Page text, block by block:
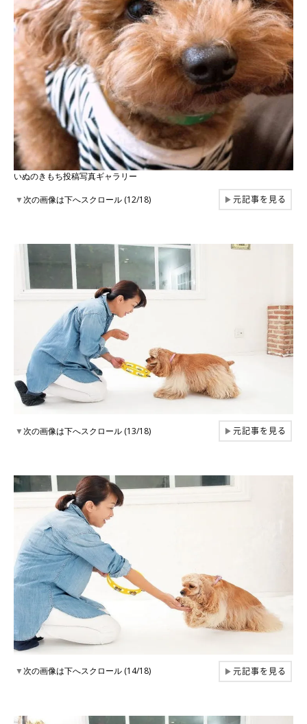
いぬのきもち投稿写真ギャラリー
▼次の画像は下へスクロール (12/18) ▶元記事を見る
▼次の画像は下へスクロール (13/18) ▶元記事を見る
▼次の画像は下へスクロール (14/18) ▶元記事を見る